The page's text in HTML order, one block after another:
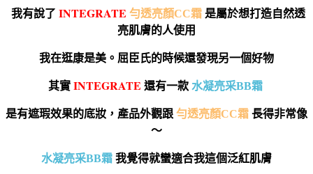
我有說了 INTEGRATE 勻透亮顏CC霜 是屬於想打造自然透
亮肌膚的人使用
我在逛康是美。屈臣氏的時候還發現另一個好物
其實 INTEGRATE 還有一款 水凝亮采BB霜
是有遮瑕效果的底妝，產品外觀跟 勻透亮顏CC霜 長得非常像
～
水凝亮采BB霜 我覺得就蠻適合我這個泛紅肌膚